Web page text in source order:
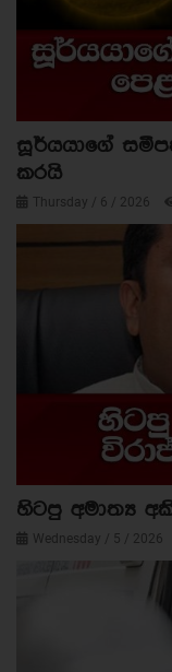
සූර්යයාගේ
කරයි
Thursday / 6 / 2026
හිටපු අමාත්‍ය
Wednesday / 5 / 2026